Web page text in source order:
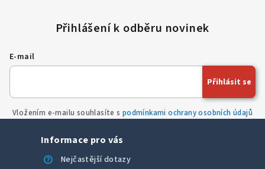
E-mail
Vložením e-mailu souhlasíte s podmínkami ochrany osobních údajů
Přihlásit se
Informace pro vás
help
Nejčastější dotazy